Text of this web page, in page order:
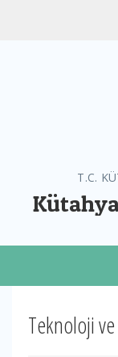
T.C.
Teknoloji ve